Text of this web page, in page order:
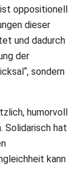
ist oppositionell
dieser
und dadurch
der
sondern
humorvoll
Solidarisch hat
kann